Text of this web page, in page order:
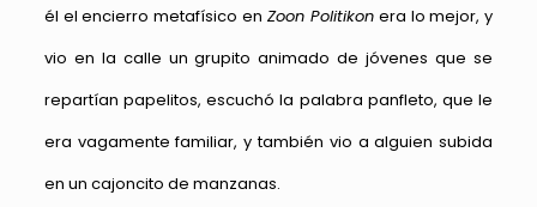
él el encierro metafísico en Zoon Politikonera lo mejor, y
vio en la calle un grupito animado de jóvenes que se
repartían papelitos, escuchó la palabra panfleto, que le
era vagamente familiar, y también vio a alguien subida
en un cajoncito de manzanas.